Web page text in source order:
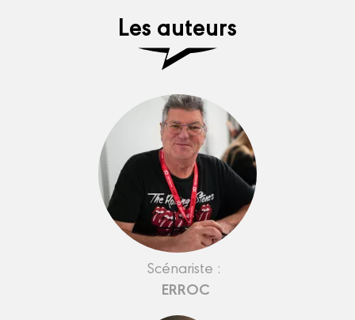
Les auteurs
Scénariste :
ERROC